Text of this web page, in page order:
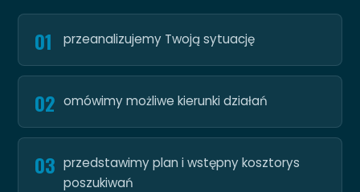
01 przeanalizujemy Twoją sytuację
02 omówimy możliwe kierunki działań
03 przedstawimy plan i wstępny kosztorys
poszukiwań